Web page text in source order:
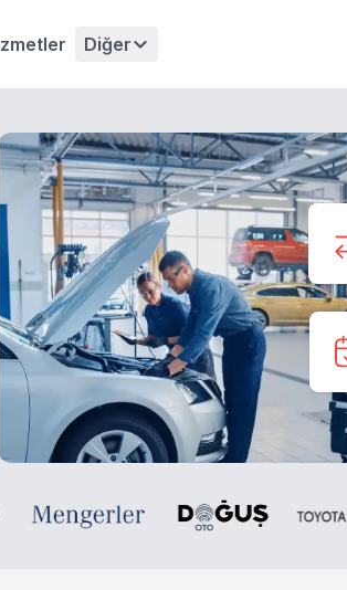
Diğer